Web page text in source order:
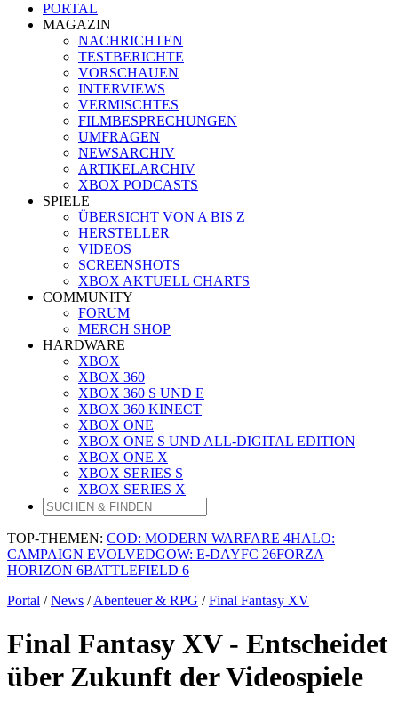
PORTAL
MAGAZIN
NACHRICHTEN
TESTBERICHTE
VORSCHAUEN
INTERVIEWS
VERMISCHTES
FILMBESPRECHUNGEN
UMFRAGEN
NEWSARCHIV
ARTIKELARCHIV
XBOX PODCASTS
SPIELE
ÜBERSICHT VON A BIS Z
HERSTELLER
VIDEOS
SCREENSHOTS
XBOX AKTUELL CHARTS
COMMUNITY
FORUM
MERCH SHOP
HARDWARE
XBOX
XBOX 360
XBOX 360 S UND E
XBOX 360 KINECT
XBOX ONE
XBOX ONE S UND ALL-DIGITAL EDITION
XBOX ONE X
XBOX SERIES S
XBOX SERIES X
TOP-THEMEN: COD: MODERN WARFARE 4HALO:
CAMPAIGN EVOLVEDGOW: E-DAYFC 26FORZA
HORIZON 6BATTLEFIELD 6
Portal /News /Abenteuer & RPG /Final Fantasy XV
Final Fantasy XV - Entscheidet
über Zukunft der Videospiele